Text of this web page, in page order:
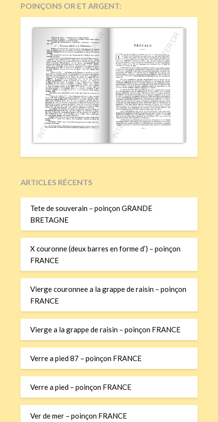
POINÇONS OR ET ARGENT:
ARTICLES RÉCENTS
Tete de souverain – poinçon GRANDE
BRETAGNE
X couronne (deux barres en forme d’) – poinçon
FRANCE
Vierge couronnee a la grappe de raisin – poinçon
FRANCE
Vierge a la grappe de raisin – poinçon FRANCE
Verre a pied 87 – poinçon FRANCE
Verre a pied – poinçon FRANCE
Ver de mer – poinçon FRANCE